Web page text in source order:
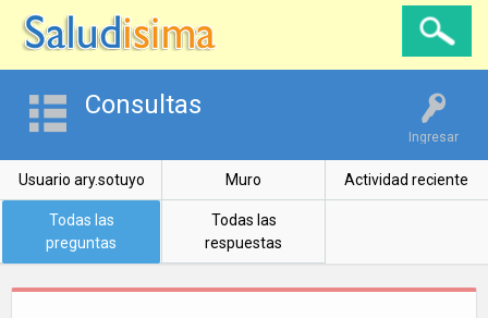
Ingresar
Consultas
Usuario ary.sotuyo Muro Actividad reciente
Todas las
preguntas
Todas las
respuestas